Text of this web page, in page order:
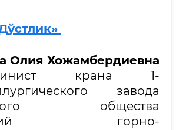
Олия Хожамбердиевна
крана 1-
завода
общества
горно-